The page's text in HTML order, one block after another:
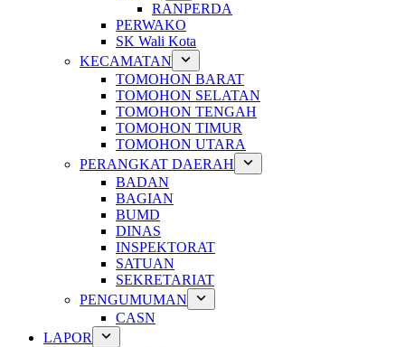
RANPERDA
PERWAKO
SK Wali Kota
KECAMATAN
TOMOHON BARAT
TOMOHON SELATAN
TOMOHON TENGAH
TOMOHON TIMUR
TOMOHON UTARA
PERANGKAT DAERAH
BADAN
BAGIAN
BUMD
DINAS
INSPEKTORAT
SATUAN
SEKRETARIAT
PENGUMUMAN
CASN
LAPOR